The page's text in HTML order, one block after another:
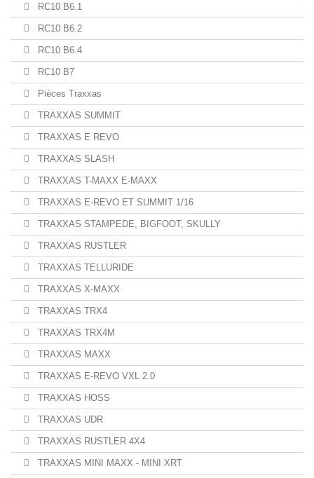
RC10 B6.1
RC10 B6.2
RC10 B6.4
RC10 B7
Pièces Traxxas
TRAXXAS SUMMIT
TRAXXAS E REVO
TRAXXAS SLASH
TRAXXAS T-MAXX E-MAXX
TRAXXAS E-REVO ET SUMMIT 1/16
TRAXXAS STAMPEDE, BIGFOOT, SKULLY
TRAXXAS RUSTLER
TRAXXAS TELLURIDE
TRAXXAS X-MAXX
TRAXXAS TRX4
TRAXXAS TRX4M
TRAXXAS MAXX
TRAXXAS E-REVO VXL 2.0
TRAXXAS HOSS
TRAXXAS UDR
TRAXXAS RUSTLER 4X4
TRAXXAS MINI MAXX - MINI XRT